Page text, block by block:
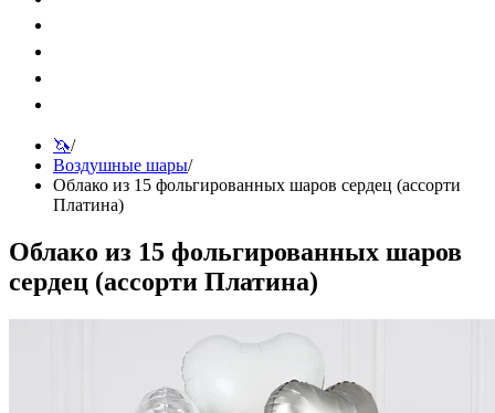
🦄/
Воздушные шары/
Облако из 15 фольгированных шаров сердец (ассорти
Платина)
Облако из 15 фольгированных шаров
сердец (ассорти Платина)